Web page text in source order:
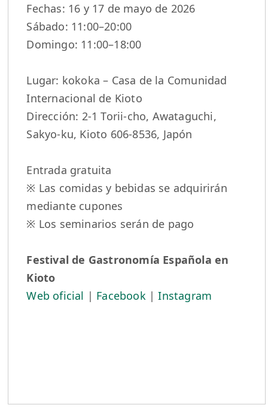
Fechas: 16 y 17 de mayo de 2026
Sábado: 11:00–20:00
Domingo: 11:00–18:00
Lugar: kokoka – Casa de la Comunidad
Internacional de Kioto
Dirección: 2-1 Torii-cho, Awataguchi,
Sakyo-ku, Kioto 606-8536, Japón
Entrada gratuita
※ Las comidas y bebidas se adquirirán
mediante cupones
※ Los seminarios serán de pago
Festival de Gastronomía Española en
Kioto
Web oficial | Facebook|Instagram